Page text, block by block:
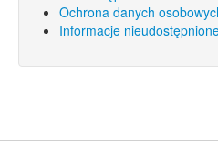
Ochrona danych
Informacje